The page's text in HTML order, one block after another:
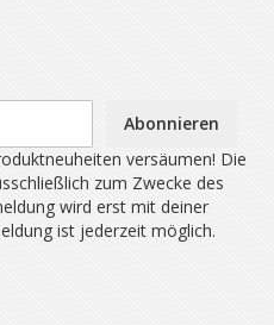
Abonnieren
versäumen! Die
zum Zwecke des
wird erst mit deiner
ist jederzeit möglich.